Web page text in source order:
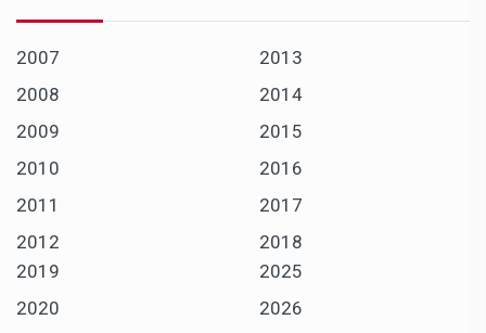
2007
2008
2009
2010
2011
2012
2013
2014
2015
2016
2017
2018
2019
2020
2025
2026